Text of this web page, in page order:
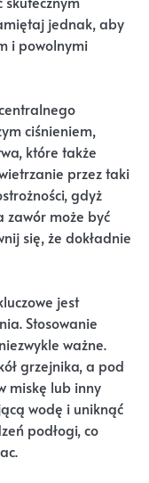
jednak, aby
i powolnymi
ciśnieniem,
które także
przez taki
gdyż
zawór może być
się, że dokładnie
jest
Stosowanie
ważne.
grzejnika, a pod
miskę lub inny
wodę i uniknąć
podłogi, co